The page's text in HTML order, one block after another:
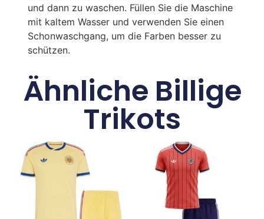
und dann zu waschen. Füllen Sie die Maschine
mit kaltem Wasser und verwenden Sie einen
Schonwaschgang, um die Farben besser zu
schützen.
Ähnliche Billige
Trikots